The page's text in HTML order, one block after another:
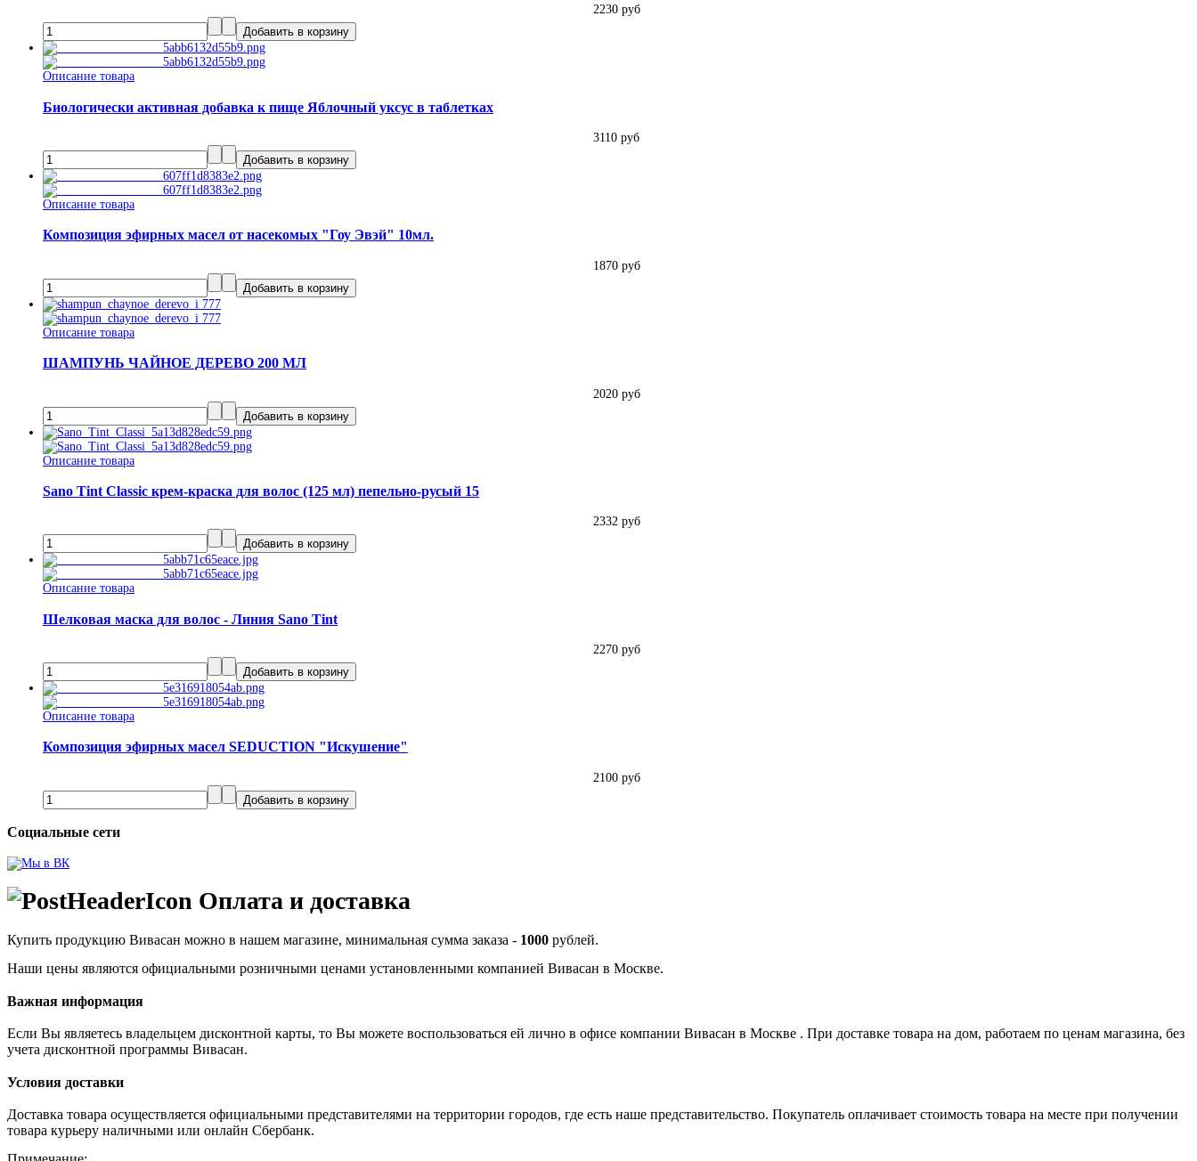
2230 руб
Описание товара
Биологически активная добавка к пище Яблочный уксус в таблетках
3110 руб
Описание товара
Композиция эфирных масел от насекомых "Гоу Эвэй" 10мл.
1870 руб
Описание товара
ШАМПУНЬ ЧАЙНОЕ ДЕРЕВО 200 МЛ
2020 руб
Описание товара
Sano Tint Classic крем-краска для волос (125 мл) пепельно-русый 15
2332 руб
Описание товара
Шелковая маска для волос - Линия Sano Tint
2270 руб
Описание товара
Композиция эфирных масел SEDUCTION "Искушение"
2100 руб
Социальные сети
Оплата и доставка
Купить продукцию Вивасан можно в нашем магазине, минимальная сумма заказа - 1000 рублей.
Наши цены являются официальными розничными ценами установленными компанией Вивасан в Москве.
Важная информация
Если Вы являетесь владельцем дисконтной карты, то Вы можете воспользоваться ей лично в офисе компании Вивасан в Москве . При доставке товара на дом, работаем по ценам магазина, без
учета дисконтной программы Вивасан.
Условия доставки
Доставка товара осуществляется официальными представителями на территории городов, где есть наше представительство. Покупатель оплачивает стоимость товара на месте при получении
товара курьеру наличными или онлайн Сбербанк.